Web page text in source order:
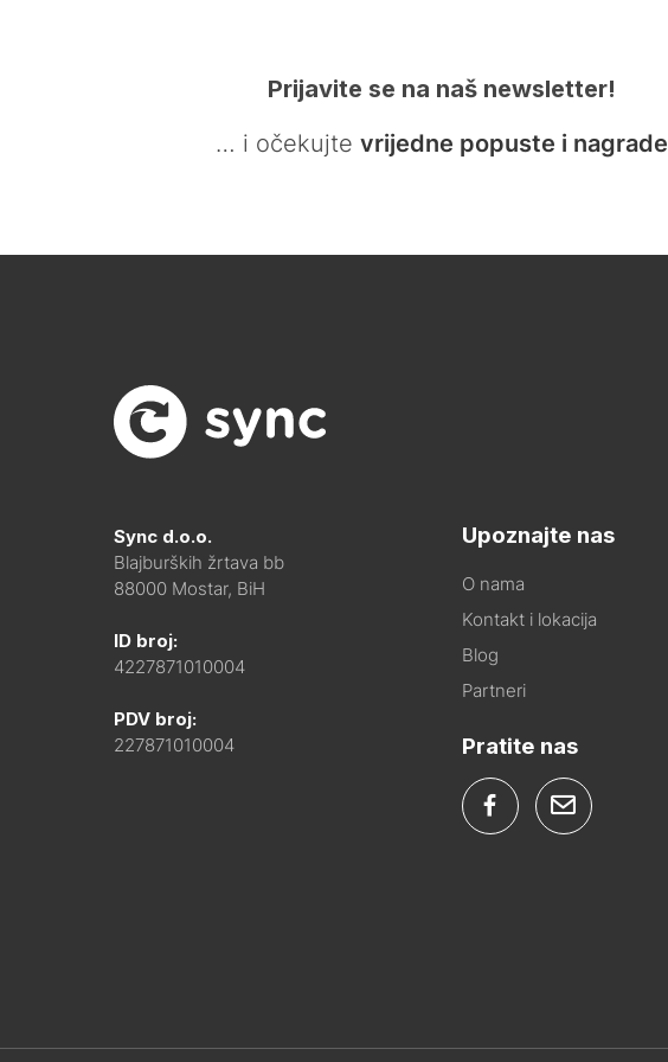
Prijavite se na naš newsletter!
… i očekujte vrijedne popuste i nagrade
Sync d.o.o.
Blajburških žrtava bb
88000 Mostar, BiH
ID broj:
4227871010004
PDV broj:
227871010004
Upoznajte nas
O nama
Kontakt i lokacija
Blog
Partneri
Pratite nas